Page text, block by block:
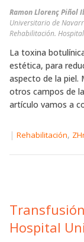
Ramon Llorenç Piñol
Universitario de
Rehabilitación.
La toxina
estética, para
aspecto de la piel.
otros campos de
artículo vamos a
| Rehabilitación,
Hospital